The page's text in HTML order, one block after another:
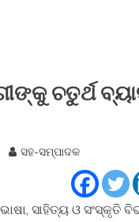
ଚତୁର୍ଥ
ସହ-ସମ୍ପାଦକ
ସାହିତ୍ୟ ଓ ସଂସ୍କୃତି